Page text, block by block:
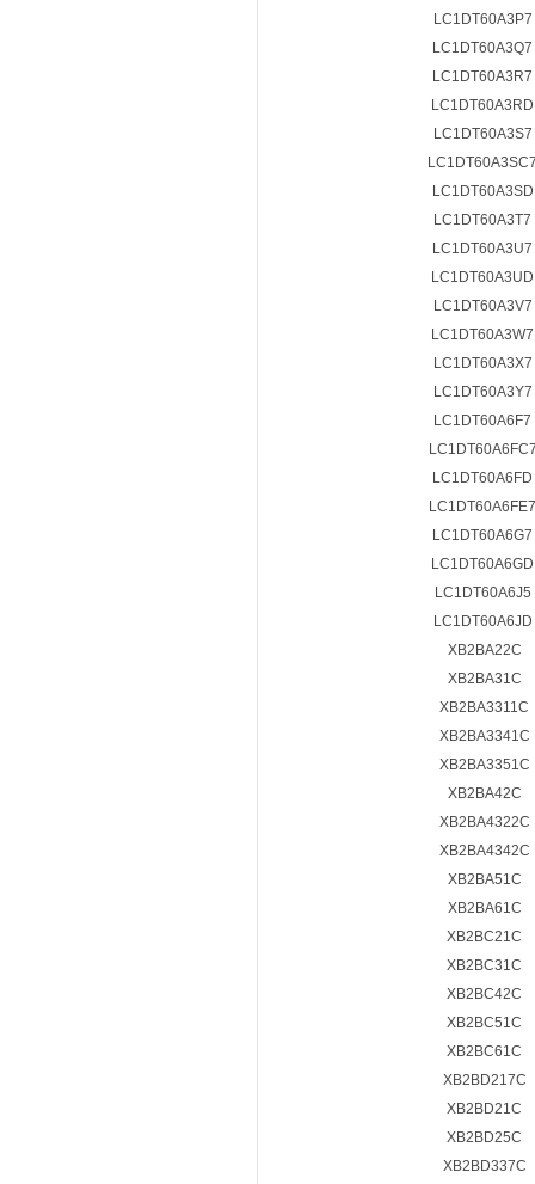
LC1DT60A3P7
LC1DT60A3Q7
LC1DT60A3R7
LC1DT60A3S7
LC1DT60A3T7
LC1DT60A3U7
LC1DT60A3V7
LC1DT60A3X7
LC1DT60A3Y7
LC1DT60A6F7
LC1DT60A6FD
LC1DT60A6G7
LC1DT60A6J5
LC1DT60A6JD
XB2BA22C
XB2BA31C
XB2BA3311C
XB2BA3341C
XB2BA3351C
XB2BA42C
XB2BA4322C
XB2BA4342C
XB2BA51C
XB2BA61C
XB2BC21C
XB2BC31C
XB2BC42C
XB2BC51C
XB2BC61C
XB2BD217C
XB2BD21C
XB2BD25C
XB2BD337C